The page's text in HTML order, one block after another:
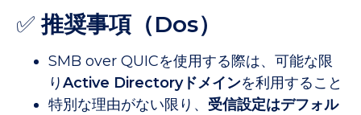
✅推奨事項（Dos）
SMB over QUICを使用する際は、可能な限
りActive Directoryドメインを利用すること
特別な理由がない限り、 受信設定はデフォル